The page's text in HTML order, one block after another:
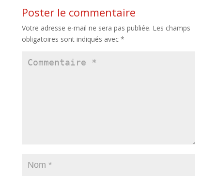
Poster le commentaire
Votre adresse e-mail ne sera pas publiée. Les champs
obligatoires sont indiqués avec *